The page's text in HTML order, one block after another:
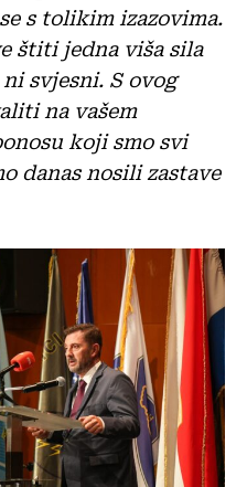
s tolikim izazovima.
štiti jedna viša sila
svjesni. S ovog
na vašem
koji smo svi
danas nosili zastave